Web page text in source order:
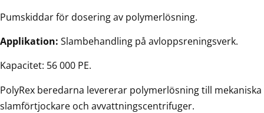
Pumskiddar för dosering av polymerlösning.
Applikation: Slambehandling på avloppsreningsverk.
Kapacitet: 56 000 PE.
PolyRex beredarna levererar polymerlösning till mekaniska
slamförtjockare och avvattningscentrifuger.